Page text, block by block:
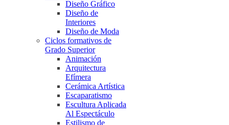
Diseño Gráfico
Diseño de
Interiores
Diseño de Moda
Ciclos formativos de
Grado Superior
Animación
Arquitectura
Efímera
Cerámica Artística
Escaparatismo
Escultura Aplicada
Al Espectáculo
Estilismo de